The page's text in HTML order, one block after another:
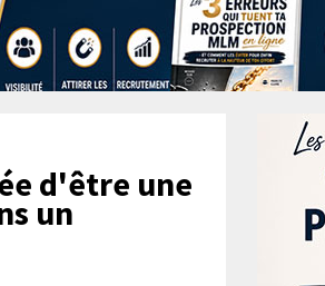
d'être une
un